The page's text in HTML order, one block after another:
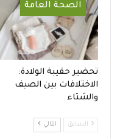
الصحة العامة
تحضير حقيبة الولادة:
الاختلافات بين الصيف
والشتاء
السابق التالي